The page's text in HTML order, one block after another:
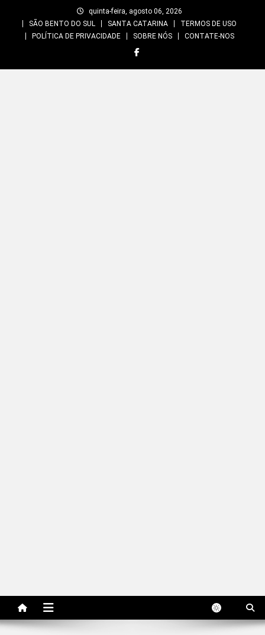
quinta-feira, agosto 06, 2026
SÃO BENTO DO SUL
SANTA CATARINA
TERMOS DE USO
POLÍTICA DE PRIVACIDADE
SOBRE NÓS CONTATE-NOS